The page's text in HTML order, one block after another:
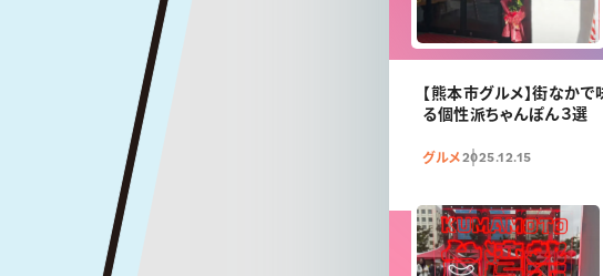
【熊本市グルメ】街なかで
る個性派ちゃんぽん３選
グルメ2025.12.15